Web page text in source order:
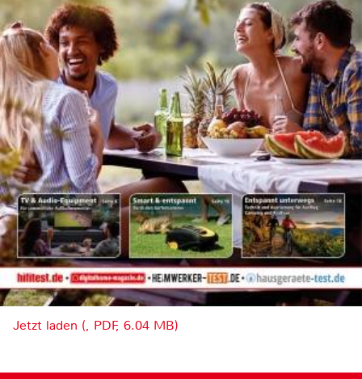
Jetzt laden (, PDF, 6.04 MB)